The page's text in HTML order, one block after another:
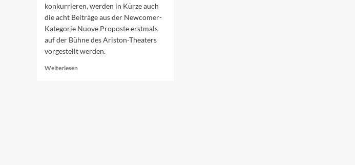
konkurrieren, werden in Kürze auch
die acht Beiträge aus der Newcomer-
Kategorie Nuove Proposte erstmals
auf der Bühne des Ariston-Theaters
vorgestellt werden.
Weiterlesen